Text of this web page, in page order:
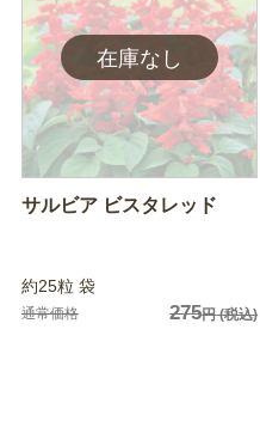
サルビア ビスタレッド
約25粒 袋
通常価格 275円(税込)